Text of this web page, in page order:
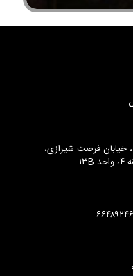
خیابان فرصت شیرازی،